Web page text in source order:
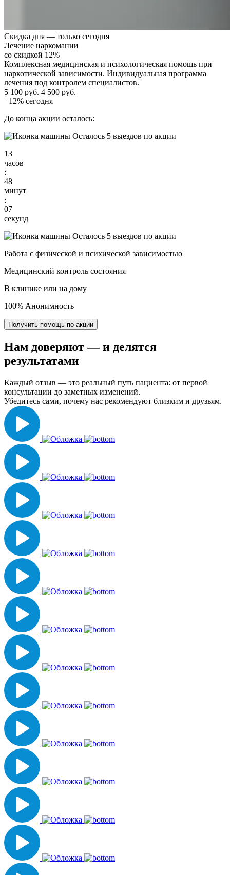
Скидка дня — только сегодня
Лечение наркомании
со скидкой 12%
Комплексная медицинская и психологическая помощь при
наркотической зависимости. Индивидуальная программа
лечения под контролем специалистов.
5 100 руб. 4 500 руб.
−12% сегодня
До конца акции осталось:
Осталось 5 выездов по акции
13
часов
:
48
минут
:
06
секунд
Осталось 5 выездов по акции
Работа с физической и психической зависимостью
Медицинский контроль состояния
В клинике или на дому
100% Анонимность
Получить помощь по акции
Нам доверяют— и делятся
результатами
Каждый отзыв — это реальный путь пациента: от первой
консультации до заметных изменений.
Убедитесь сами, почему нас рекомендуют близким и друзьям.